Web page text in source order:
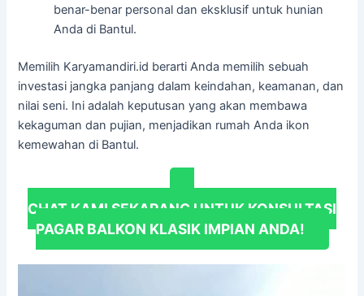
benar-benar personal dan eksklusif untuk hunian
Anda di Bantul.
Memilih Karyamandiri.id berarti Anda memilih sebuah
investasi jangka panjang dalam keindahan, keamanan, dan
nilai seni. Ini adalah keputusan yang akan membawa
kekaguman dan pujian, menjadikan rumah Anda ikon
kemewahan di Bantul.
CHAT KAMI SEKARANG UNTUK KONSULTASI
PAGAR BALKON KLASIK IMPIAN ANDA!